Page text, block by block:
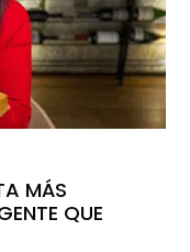
MÁS
QUE